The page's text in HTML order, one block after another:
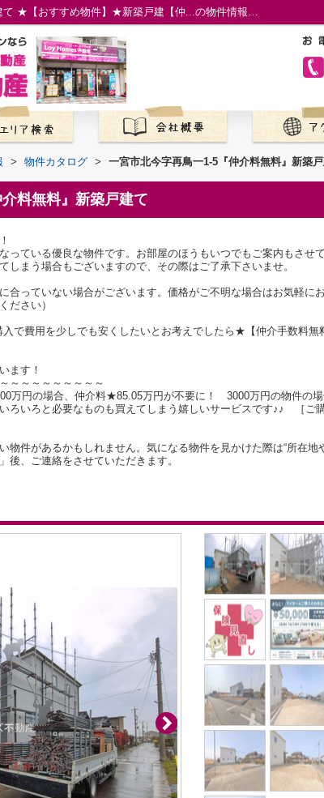
一宮市北今字再鳥一1-5『仲介料無料』新築戸建て ★【おすすめ物件】★新築戸建【仲...の物件情報／名古屋市の仲介手数料無料の新築一戸建て／ロイホームズ不動産
> 物件カタログ > 一宮市北今字再鳥一1-5『仲介料無料』新築
料無料』新築戸建て
っている優良な物件です。お部屋のほうもいつでもご案内もさせ
しまう場合もございますので、その際はご了承下さいませ。
合っていない場合がございます。価格がご不明な場合はお気軽に
ださい）
で費用を少しでも安くしたいとお考えでしたら★【仲介手数料
ます！
～～～～～～～～～
万円の場合、仲介料★85.05万円が不要に！ 3000万円の物件
ろいろと必要なものも買えてしまう嬉しいサービスです♪♪ ［ご
件があるかもしれません。気になる物件を見かけた際は“所在地
後、ご連絡をさせていただきます。